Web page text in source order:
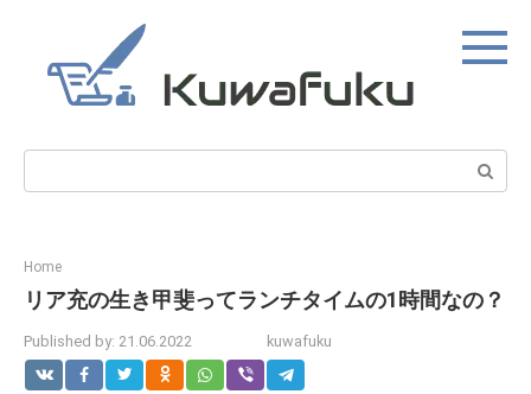
content
Search:
Home
リア充の生き甲斐ってランチタイムの1時間なの？
Published by: 21.06.2022 kuwafuku